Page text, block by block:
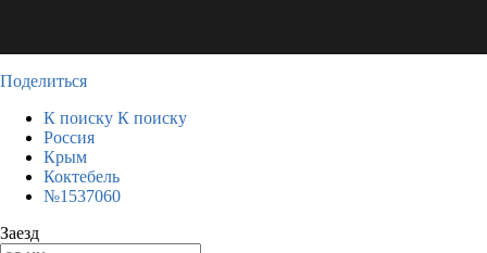
Поделиться
К поиску К поиску
Россия
Крым
Коктебель
№1537060
Заезд